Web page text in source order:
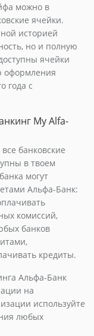
можно в
ячейки.
историей
но и полную
ячейки
оформления
года с
My Alfa-
банковские
в твоем
могут
Альфа-Банк:
комиссий,
банков
кредиты.
Альфа-Банк
на
используйте
любых